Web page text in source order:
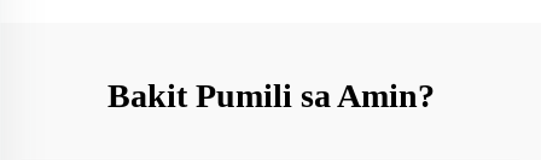
Bakit Pumili sa Amin?